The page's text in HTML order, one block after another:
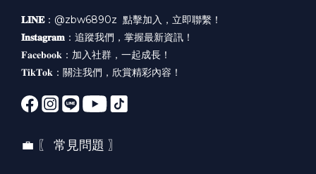
𝐋𝐈𝐍𝐄：@zbw6890z 點擊加入，立即聯繫！
𝐈𝐧𝐬𝐭𝐚𝐠𝐫𝐚𝐦 ： 追蹤我們，掌握最新資訊！
𝐅𝐚𝐜𝐞𝐛𝐨𝐨𝐤： 加入社群，一起成長！
𝐓𝐢𝐤𝐓𝐨𝐤： 關注我們，欣賞精彩內容！
💼 〖 常見問題 〗